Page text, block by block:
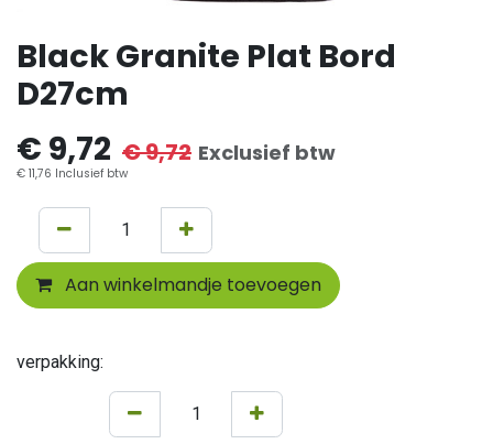
Black Granite Plat Bord
D27cm
€ 9,72 €9,72 Exclusief btw
€ 11,76 Inclusief btw
Aan winkelmandje toevoegen
verpakking: